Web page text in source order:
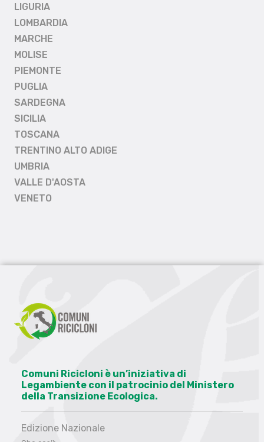
LIGURIA
LOMBARDIA
MARCHE
MOLISE
PIEMONTE
PUGLIA
SARDEGNA
SICILIA
TOSCANA
TRENTINO ALTO ADIGE
UMBRIA
VALLE D'AOSTA
VENETO
Comuni Ricicloni è un’iniziativa di
Legambiente con il patrocinio del Ministero
della Transizione Ecologica.
Edizione Nazionale